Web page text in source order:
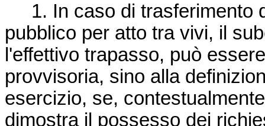
1. In caso di trasferimento
pubblico per atto tra vivi, il
l'effettivo trapasso, può
provvisoria, sino alla
esercizio, se,
dimostra il possesso dei